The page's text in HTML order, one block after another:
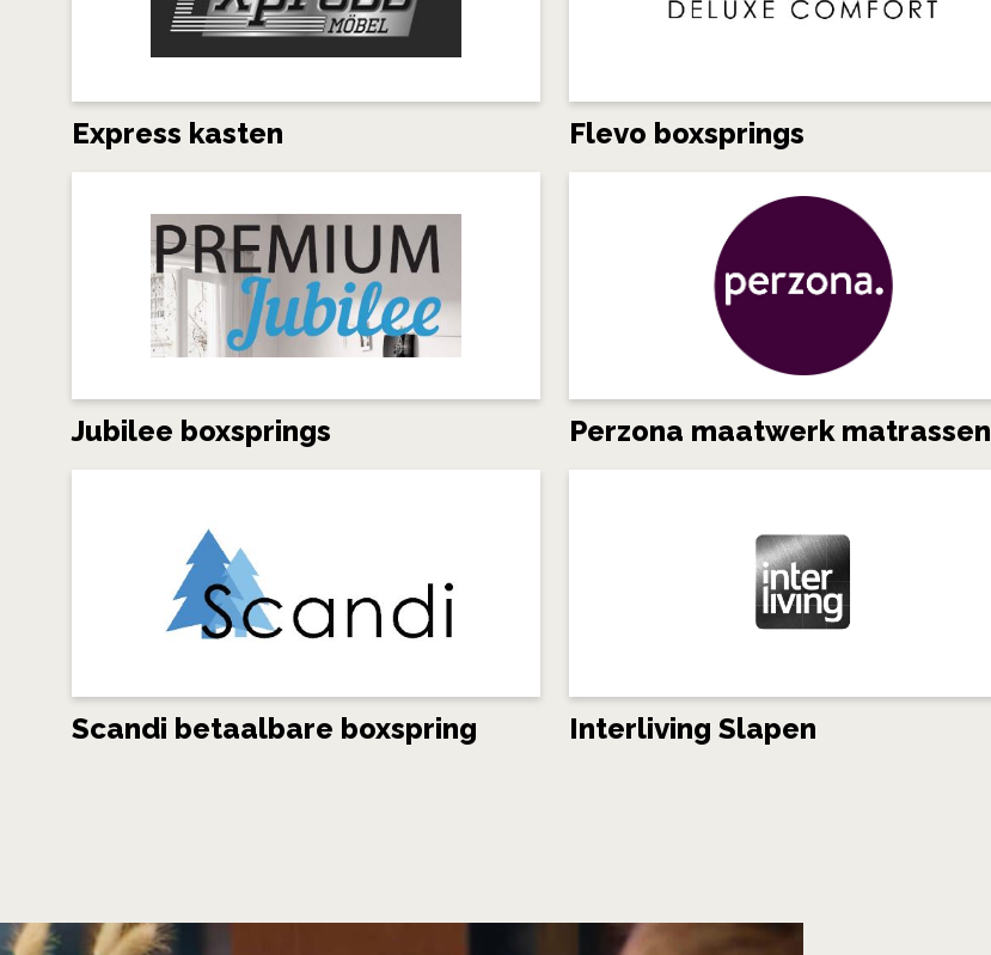
Express kasten Flevo boxsprings
Jubilee boxsprings Perzona maatwerk matrassen
Scandi betaalbare boxspring Interliving Slapen